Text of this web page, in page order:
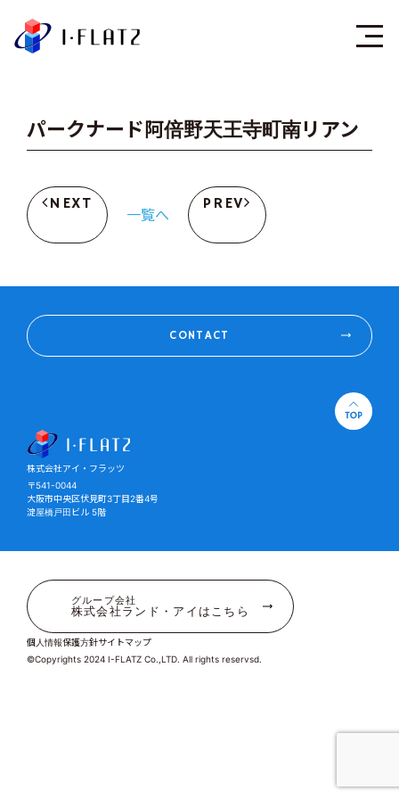
パークナード阿倍野天王寺町南リアン
NEXT
一覧へ
PREV
株式会社アイ・フラッツ
〒541-0044
大阪市中央区伏見町3丁目2番4号
淀屋橋戸田ビル 5階
CONTACT
グループ会社
株式会社ランド・アイはこちら
個人情報保護方針サイトマップ
©Copyrights 2024 I-FLATZ Co.,LTD. All rights reservsd.